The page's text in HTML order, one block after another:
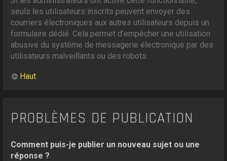
seuls les utilisateurs inscrits peuvent envoyer des
courriers électroniques aux autres utilisateurs depuis un
formulaire dédié. Cela permet d’empêcher une utilisation
abusive du système de messagerie électronique par des
utilisateurs malveillants ou des robots.
Haut
PROBLÈMES DE PUBLICATION
Comment puis-je publier un nouveau sujet ou une
réponse ?